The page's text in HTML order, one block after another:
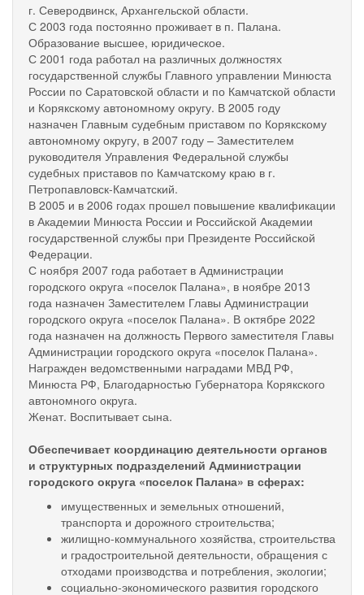
г. Северодвинск, Архангельской области.
С 2003 года постоянно проживает в п. Палана.
Образование высшее, юридическое.
С 2001 года работал на различных должностях
государственной службы Главного управлении Минюста
России по Саратовской области и по Камчатской области
и Корякскому автономному округу. В 2005 году
назначен Главным судебным приставом по Корякскому
автономному округу, в 2007 году – Заместителем
руководителя Управления Федеральной службы
судебных приставов по Камчатскому краю в г.
Петропавловск-Камчатский.
В 2005 и в 2006 годах прошел повышение квалификации
в Академии Минюста России и Российской Академии
государственной службы при Президенте Российской
Федерации.
С ноября 2007 года работает в Администрации
городского округа «поселок Палана», в ноябре 2013
года назначен Заместителем Главы Администрации
городского округа «поселок Палана». В октябре 2022
года назначен на должность Первого заместителя Главы
Администрации городского округа «поселок Палана».
Награжден ведомственными наградами МВД РФ,
Минюста РФ, Благодарностью Губернатора Корякского
автономного округа.
Женат. Воспитывает сына.
Обеспечивает координацию деятельности органов
и структурных подразделений Администрации
городского округа «поселок Палана» в сферах:
имущественных и земельных отношений,
транспорта и дорожного строительства;
жилищно-коммунального хозяйства, строительства
и градостроительной деятельности, обращения с
отходами производства и потребления, экологии;
социально-экономического развития городского